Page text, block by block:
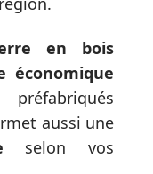
en bois
économique
aussi une
selon vos